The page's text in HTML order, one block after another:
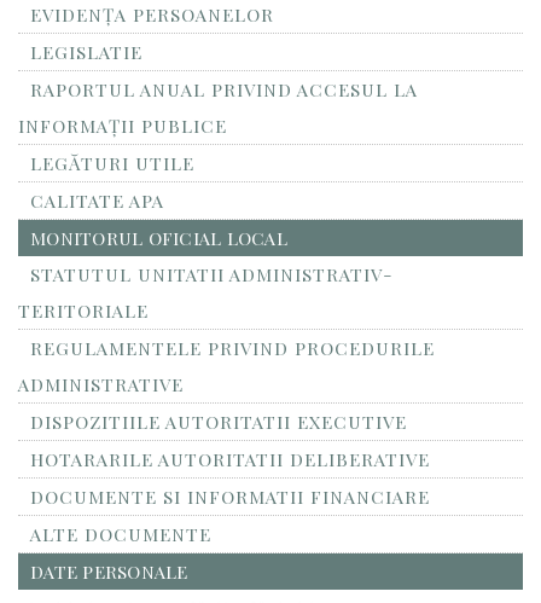
EVIDENȚA PERSOANELOR
LEGISLATIE
RAPORTUL ANUAL PRIVIND ACCESUL LA
INFORMAŢII PUBLICE
LEGĂTURI UTILE
CALITATE APA
MONITORUL OFICIAL LOCAL
STATUTUL UNITATII ADMINISTRATIV-
TERITORIALE
REGULAMENTELE PRIVIND PROCEDURILE
ADMINISTRATIVE
DISPOZITIILE AUTORITATII EXECUTIVE
HOTARARILE AUTORITATII DELIBERATIVE
DOCUMENTE SI INFORMATII FINANCIARE
ALTE DOCUMENTE
DATE PERSONALE